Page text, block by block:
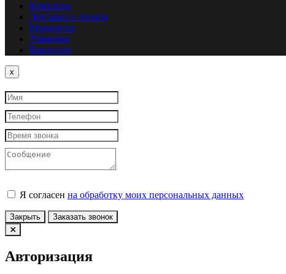
Контакты
Доставка и оплата
Реквизиты
Упаковка
Вакансии
x
Я согласен на обработку моих персональных данных
Закрыть Заказать звонок
Авторизация